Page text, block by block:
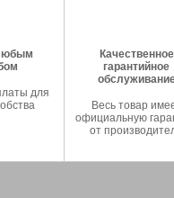
для
Качественное
гарантийное
Весь товар
официальную
от